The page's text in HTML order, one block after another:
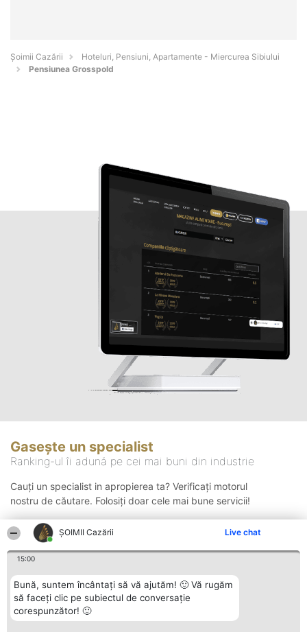
ȘOIMII Cazării Live chat
15:00
Bună, suntem încântați să vă ajutăm! 🙂 Vă rugăm
să faceți clic pe subiectul de conversație
corespunzător! 🙂
Șoimii Cazării
Hoteluri, Pensiuni, Apartamente - Miercurea Sibiului
Pensiunea Grosspold
Gasește un specialist
Ranking-ul îi adună pe cei mai buni din industrie
Cauți un specialist in apropierea ta? Verificați motorul
nostru de căutare. Folosiți doar cele mai bune servicii!